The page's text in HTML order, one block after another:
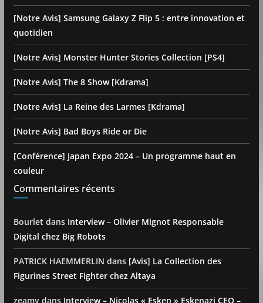
[Notre Avis] Samsung Galaxy Z Flip 5 : entre innovation et
quotidien
[Notre Avis] Monster Hunter Stories Collection [PS4]
[Notre Avis] The 8 Show [Kdrama]
[Notre Avis] La Reine des Larmes [Kdrama]
[Notre Avis] Bad Boys Ride or Die
[Conférence] Japan Expo 2024 – Un programme haut en
couleur
Commentaires récents
Bourlet dans Interview – Olivier Mignot Responsable
Digital chez Big Robots
PATRICK HAEMMERLIN dans [Avis] La Collection des
Figurines Street Fighter chez Altaya
zeamydans Interview – Nicolas « Esken » Eskenazi CEO –